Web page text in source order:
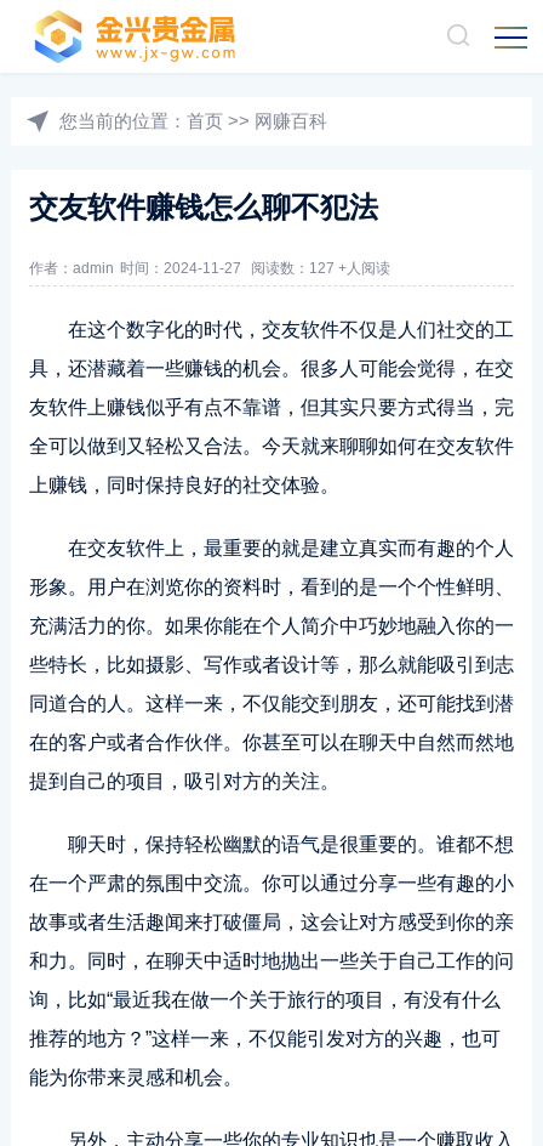
您当前的位置： 首页 >> 网赚百科
交友软件赚钱怎么聊不犯法
作者：admin 时间：2024-11-27 阅读数：127 +人阅读
在这个数字化的时代，交友软件不仅是人们社交的工
具，还潜藏着一些赚钱的机会。很多人可能会觉得，在交
友软件上赚钱似乎有点不靠谱，但其实只要方式得当，完
全可以做到又轻松又合法。今天就来聊聊如何在交友软件
上赚钱，同时保持良好的社交体验。
在交友软件上，最重要的就是建立真实而有趣的个人
形象。用户在浏览你的资料时，看到的是一个个性鲜明、
充满活力的你。如果你能在个人简介中巧妙地融入你的一
些特长，比如摄影、写作或者设计等，那么就能吸引到志
同道合的人。这样一来，不仅能交到朋友，还可能找到潜
在的客户或者合作伙伴。你甚至可以在聊天中自然而然地
提到自己的项目，吸引对方的关注。
聊天时，保持轻松幽默的语气是很重要的。谁都不想
在一个严肃的氛围中交流。你可以通过分享一些有趣的小
故事或者生活趣闻来打破僵局，这会让对方感受到你的亲
和力。同时，在聊天中适时地抛出一些关于自己工作的问
询，比如“最近我在做一个关于旅行的项目，有没有什么
推荐的地方？”这样一来，不仅能引发对方的兴趣，也可
能为你带来灵感和机会。
另外，主动分享一些你的专业知识也是一个赚取收入